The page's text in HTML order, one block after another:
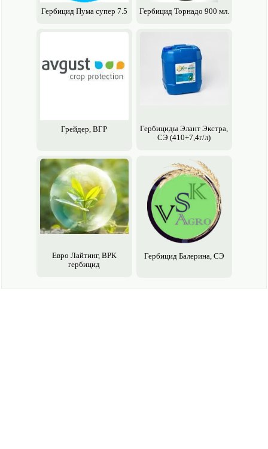
Гербицид Пума супер 7.5 Гербицид Торнадо 900 мл.
Грейдер, ВГР
Гербициды Элант Экстра,
СЭ (410+7,4г/л)
Евро Лайтинг, ВРК
гербицид
Гербицид Балерина, СЭ